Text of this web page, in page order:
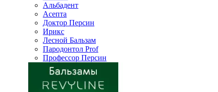
Альбадент
Асепта
Доктор Персин
Ирикс
Лесной Бальзам
Пародонтол Prof
Профессор Персин